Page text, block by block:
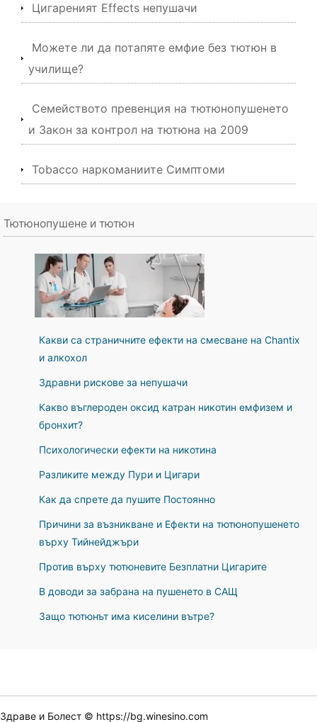
Цигареният Effects непушачи
Можете ли да потапяте емфие без тютюн в
училище?
Семейството превенция на тютюнопушенето
и Закон за контрол на тютюна на 2009
Tobacco наркоманиите Симптоми
Тютюнопушене и тютюн
Какви са страничните ефекти на смесване на Chantix
и алкохол
Здравни рискове за непушачи
Какво въглероден оксид катран никотин емфизем и
бронхит?
Психологически ефекти на никотина
Разликите между Пури и Цигари
Как да спрете да пушите Постоянно
Причини за възникване и Ефекти на тютюнопушенето
върху Тийнейджъри
Против върху тютюневите Безплатни Цигарите
В доводи за забрана на пушенето в САЩ
Защо тютюнът има киселини вътре?
Здраве и Болест © https://bg.winesino.com